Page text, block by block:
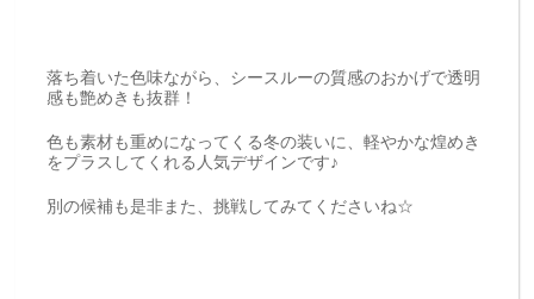
落ち着いた色味ながら、シースルーの質感のおかげで透明
感も艶めきも抜群！
色も素材も重めになってくる冬の装いに、軽やかな煌めき
をプラスしてくれる人気デザインです♪
別の候補も是非また、挑戦してみてくださいね☆